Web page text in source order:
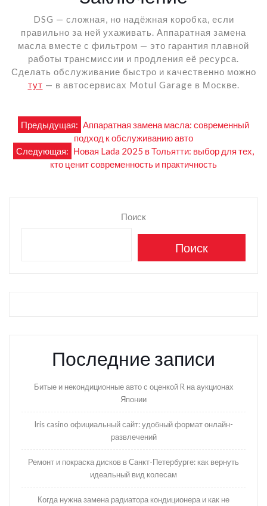
DSG — сложная, но надёжная коробка, если
правильно за ней ухаживать. Аппаратная замена
масла вместе с фильтром — это гарантия плавной
работы трансмиссии и продления её ресурса.
Сделать обслуживание быстро и качественно можно
тут — в автосервисах Motul Garage в Москве.
Навигация
по
записям
Предыдущая: Аппаратная замена масла: современный
подход к обслуживанию авто
Следующая: Новая Lada 2025 в Тольятти: выбор для тех,
кто ценит современность и практичность
Поиск
Поиск
Последние записи
Битые и некондиционные авто с оценкой R на аукционах
Японии
Iris casino официальный сайт: удобный формат онлайн-
развлечений
Ремонт и покраска дисков в Санкт-Петербурге: как вернуть
идеальный вид колесам
Когда нужна замена радиатора кондиционера и как не